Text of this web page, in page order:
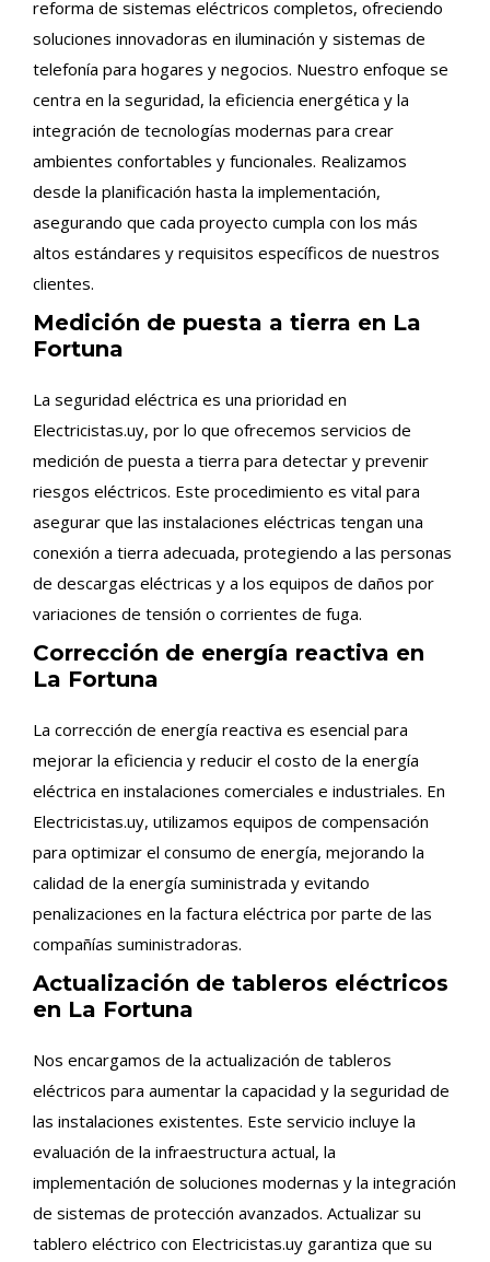
reforma de sistemas eléctricos completos, ofreciendo
soluciones innovadoras en iluminación y sistemas de
telefonía para hogares y negocios. Nuestro enfoque se
centra en la seguridad, la eficiencia energética y la
integración de tecnologías modernas para crear
ambientes confortables y funcionales. Realizamos
desde la planificación hasta la implementación,
asegurando que cada proyecto cumpla con los más
altos estándares y requisitos específicos de nuestros
clientes.
Medición de puesta a tierra en La
Fortuna
La seguridad eléctrica es una prioridad en
Electricistas.uy, por lo que ofrecemos servicios de
medición de puesta a tierra para detectar y prevenir
riesgos eléctricos. Este procedimiento es vital para
asegurar que las instalaciones eléctricas tengan una
conexión a tierra adecuada, protegiendo a las personas
de descargas eléctricas y a los equipos de daños por
variaciones de tensión o corrientes de fuga.
Corrección de energía reactiva en
La Fortuna
La corrección de energía reactiva es esencial para
mejorar la eficiencia y reducir el costo de la energía
eléctrica en instalaciones comerciales e industriales. En
Electricistas.uy, utilizamos equipos de compensación
para optimizar el consumo de energía, mejorando la
calidad de la energía suministrada y evitando
penalizaciones en la factura eléctrica por parte de las
compañías suministradoras.
Actualización de tableros eléctricos
en La Fortuna
Nos encargamos de la actualización de tableros
eléctricos para aumentar la capacidad y la seguridad de
las instalaciones existentes. Este servicio incluye la
evaluación de la infraestructura actual, la
implementación de soluciones modernas y la integración
de sistemas de protección avanzados. Actualizar su
tablero eléctrico con Electricistas.uy garantiza que su